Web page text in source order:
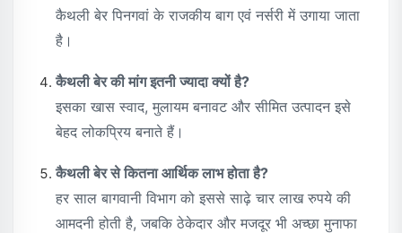
कैथली बेर पिनगवां के राजकीय बाग एवं नर्सरी में उगाया जाता
है।
कैथली बेर की मांग इतनी ज्यादा क्यों है?
इसका खास स्वाद, मुलायम बनावट और सीमित उत्पादन इसे
बेहद लोकप्रिय बनाते हैं।
कैथली बेर से कितना आर्थिक लाभ होता है?
हर साल बागवानी विभाग को इससे साढ़े चार लाख रुपये की
आमदनी होती है, जबकि ठेकेदार और मजदूर भी अच्छा मुनाफा